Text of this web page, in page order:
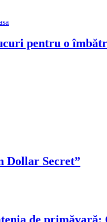
pentru o
Dollar Secret”